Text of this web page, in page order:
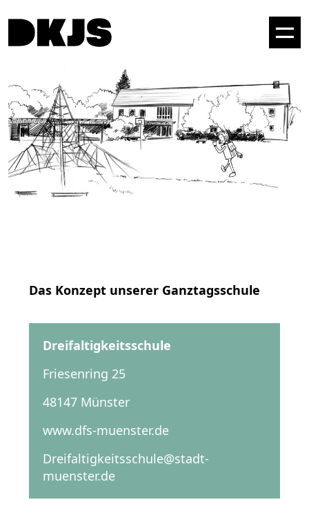
Das Konzept unserer Ganztagsschule
Dreifaltigkeitsschule
Friesenring 25
48147 Münster
www.dfs-muenster.de
Dreifaltigkeitsschule@stadt-
muenster.de